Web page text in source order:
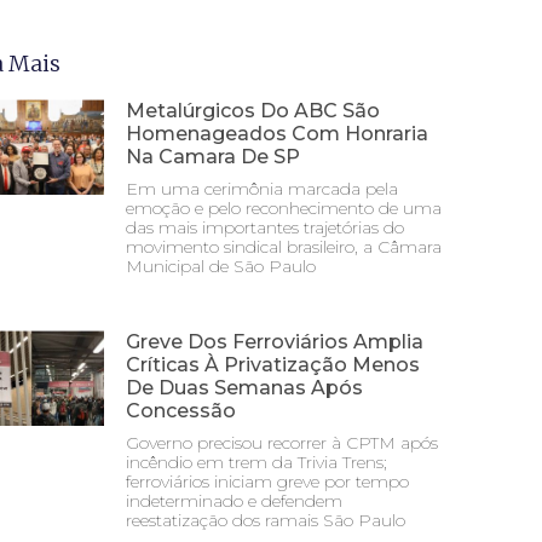
Mais
Metalúrgicos Do ABC São
Homenageados Com Honraria
Na Camara De SP
Em uma cerimônia marcada pela
emoção e pelo reconhecimento de uma
das mais importantes trajetórias do
movimento sindical brasileiro, a Câmara
Municipal de São Paulo
Greve Dos Ferroviários Amplia
Críticas À Privatização Menos
De Duas Semanas Após
Concessão
Governo precisou recorrer à CPTM após
incêndio em trem da Trivia Trens;
ferroviários iniciam greve por tempo
indeterminado e defendem
reestatização dos ramais São Paulo